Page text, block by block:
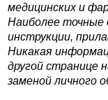
медицинских и
Наиболее точные
инструкции,
Никакая
другой странице
заменой личного